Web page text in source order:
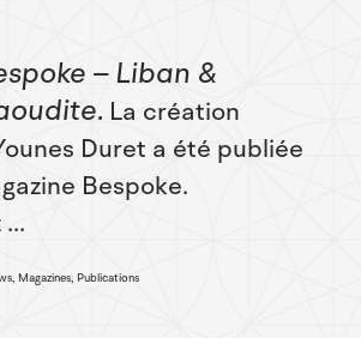
– Liban &
La création
Duret a été publiée
Bespoke.
Magazines, Publications